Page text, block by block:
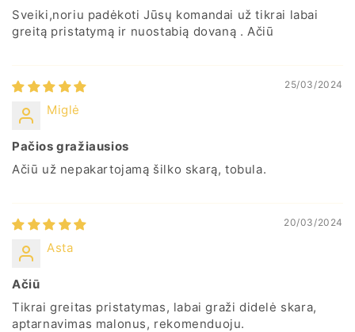
Sveiki,noriu padėkoti Jūsų komandai už tikrai labai
greitą pristatymą ir nuostabią dovaną . Ačiū
25/03/2024
Miglė
Pačios gražiausios
Ačiū už nepakartojamą šilko skarą, tobula.
20/03/2024
Asta
Ačiū
Tikrai greitas pristatymas, labai graži didelė skara,
aptarnavimas malonus, rekomenduoju.